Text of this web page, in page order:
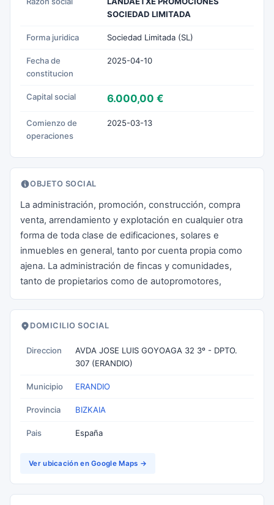
SOCIEDAD LIMITADA
Forma juridica Sociedad Limitada (SL)
Fecha de
constitucion
2025-04-10
Capital social 6.000,00 €
Comienzo de
operaciones
2025-03-13
OBJETO SOCIAL
La administración, promoción, construcción, compra
venta, arrendamiento y explotación en cualquier otra
forma de toda clase de edificaciones, solares e
inmuebles en general, tanto por cuenta propia como
ajena. La administración de fincas y comunidades,
tanto de propietarios como de autopromotores,
DOMICILIO SOCIAL
Direccion
AVDA JOSE LUIS GOYOAGA 32 3º - DPTO.
307 (ERANDIO)
Municipio ERANDIO
Provincia BIZKAIA
Pais España
Ver ubicación en Google Maps →